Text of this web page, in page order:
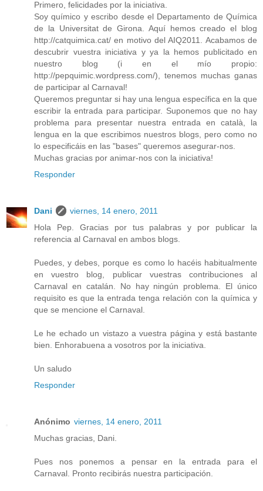
Primero, felicidades por la iniciativa.
Soy químico y escribo desde el Departamento de Química
de la Universitat de Girona. Aquí hemos creado el blog
http://catquimica.cat/ en motivo del AIQ2011. Acabamos de
descubrir vuestra iniciativa y ya la hemos publicitado en
nuestro blog (i en el mío propio:
http://pepquimic.wordpress.com/), tenemos muchas ganas
de participar al Carnaval!
Queremos preguntar si hay una lengua específica en la que
escribir la entrada para participar. Suponemos que no hay
problema para presentar nuestra entrada en català, la
lengua en la que escribimos nuestros blogs, pero como no
lo especificáis en las "bases" queremos asegurar-nos.
Muchas gracias por animar-nos con la iniciativa!
Responder
Dani
viernes, 14 enero, 2011
Hola Pep. Gracias por tus palabras y por publicar la
referencia al Carnaval en ambos blogs.
Puedes, y debes, porque es como lo hacéis habitualmente
en vuestro blog, publicar vuestras contribuciones al
Carnaval en catalán. No hay ningún problema. El único
requisito es que la entrada tenga relación con la química y
que se mencione el Carnaval.
Le he echado un vistazo a vuestra página y está bastante
bien. Enhorabuena a vosotros por la iniciativa.
Un saludo
Responder
Anónimo viernes, 14 enero, 2011
Muchas gracias, Dani.
Pues nos ponemos a pensar en la entrada para el
Carnaval. Pronto recibirás nuestra participación.